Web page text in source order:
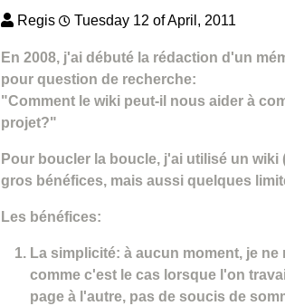
Regis Tuesday 12 of April, 2011
En 2008, j'ai débuté la rédaction d'un
pour question de recherche:
"Comment le wiki peut-il nous aider à
projet?"
Pour boucler la boucle, j'ai utilisé un wiki
gros bénéfices, mais aussi quelques
Les bénéfices:
La simplicité: à aucun moment, je
comme c'est le cas lorsque l'on
page à l'autre, pas de soucis de